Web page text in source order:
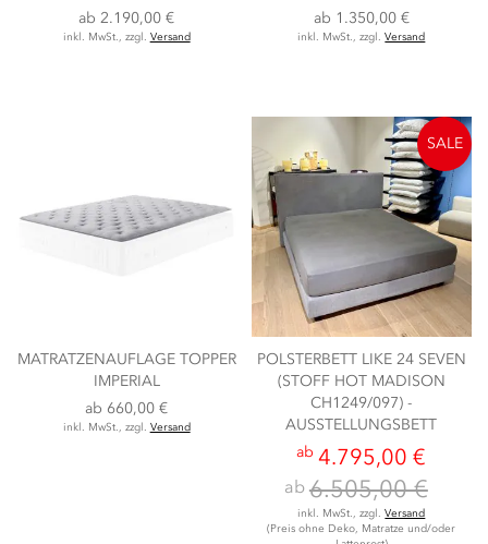
ab2.190,00 €
inkl. MwSt., zzgl. Versand
ab 1.350,00 €
inkl. MwSt., zzgl.Versand
MATRATZENAUFLAGE TOPPER
IMPERIAL
ab 660,00 €
inkl. MwSt., zzgl. Versand
POLSTERBETT LIKE 24 SEVEN
(STOFF HOT MADISON
CH1249/097) -
AUSSTELLUNGSBETT
ab 4.795,00 €
ab 6.505,00 €
inkl. MwSt., zzgl.Versand
(Preis ohne Deko, Matratze und/oder
SALE